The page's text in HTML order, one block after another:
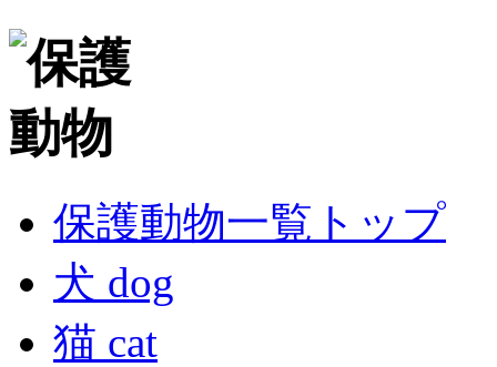
保護動物一覧トップ
犬 dog
猫 cat